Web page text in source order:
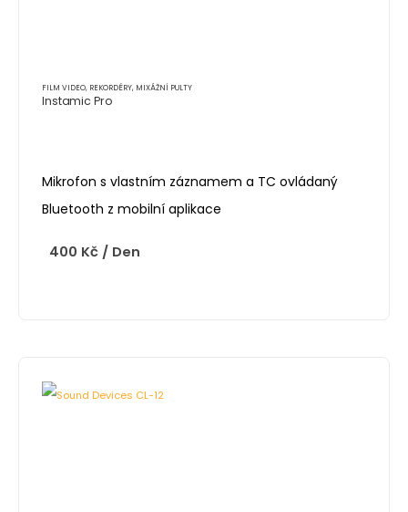
FILM VIDEO, REKORDÉRY, MIXÁŽNÍ PULTY
Instamic Pro
Mikrofon s vlastním záznamem a TC ovládaný
Bluetooth z mobilní aplikace
400 Kč / Den